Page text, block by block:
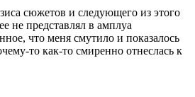
сюжетов и следующего из этого
не представлял в амплуа
что меня смутило и показалось
то как-то смиренно отнеслась к